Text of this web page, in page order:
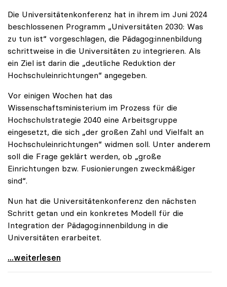
Die Universitätenkonferenz hat in ihrem im Juni 2024
beschlossenen Programm „Universitäten 2030: Was
zu tun ist“ vorgeschlagen, die Pädagog:innenbildung
schrittweise in die Universitäten zu integrieren. Als
ein Ziel ist darin die „deutliche Reduktion der
Hochschuleinrichtungen“ angegeben.
Vor einigen Wochen hat das
Wissenschaftsministerium im Prozess für die
Hochschulstrategie 2040 eine Arbeitsgruppe
eingesetzt, die sich „der großen Zahl und Vielfalt an
Hochschuleinrichtungen“ widmen soll. Unter anderem
soll die Frage geklärt werden, ob „große
Einrichtungen bzw. Fusionierungen zweckmäßiger
sind“.
Nun hat die Universitätenkonferenz den nächsten
Schritt getan und ein konkretes Modell für die
Integration der Pädagog:innenbildung in die
Universitäten erarbeitet.
Schools of Education an den Universitäten: Für
...weiterlesen